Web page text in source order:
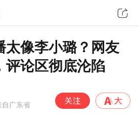
太像李小璐？网友
评论区彻底沦陷
自广东省